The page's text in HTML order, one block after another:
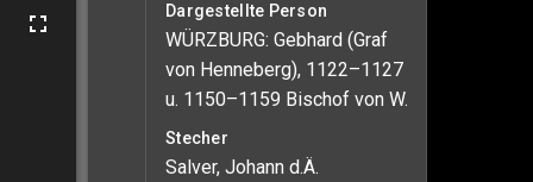
Dargestellte Person
WÜRZBURG: Gebhard (Graf
von Henneberg), 1122–1127
u. 1150–1159 Bischof von W.
Stecher
Salver, Johann d.Ä.